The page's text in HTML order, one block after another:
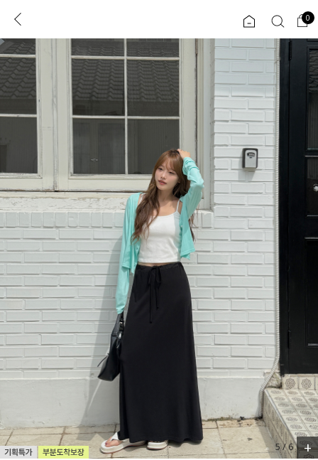
로그인 0
ENG
TW
JP
리뷰 & 혜택 플러스핏 회원혜택
COMMUNITY
도착보장⚡
인플루언서 pick!
신상 5%
베스트
MADE
세트할인 ~30%
하객룩
110사이즈
ALL
익스클루시브
아우터
티셔츠
블라우스
원피스
스커트
0
6/6 +